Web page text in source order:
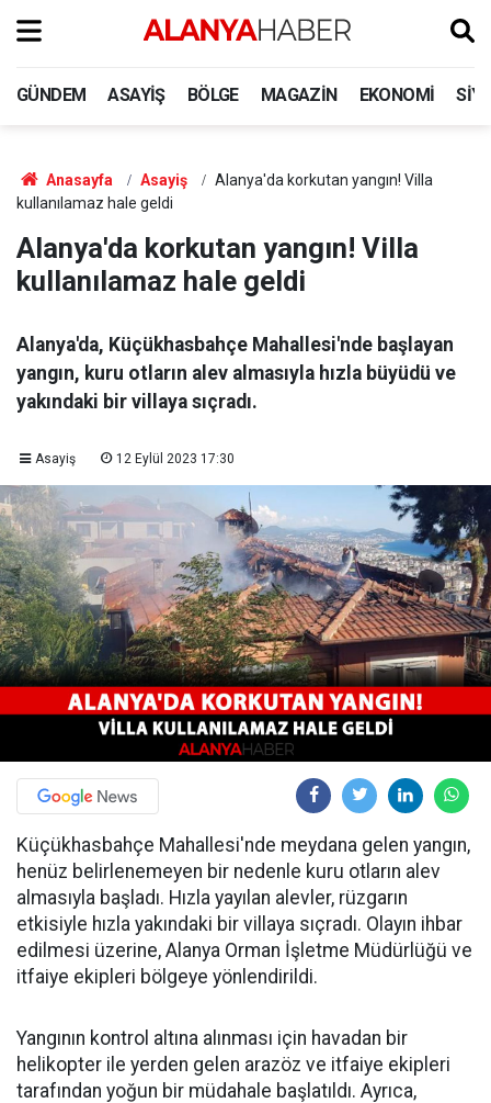
GÜNDEM ASAYIŞ BÖLGE MAGAZIN EKONOMI
Anasayfa Asayiş
Alanya'da korkutan yangın! Villa
kullanılamaz hale geldi
Alanya'da korkutan yangın! Villa
kullanılamaz hale geldi
Alanya'da, Küçükhasbahçe Mahallesi'nde başlayan
yangın, kuru otların alev almasıyla hızla büyüdü ve
yakındaki bir villaya sıçradı.
Asayiş 12 Eylül 2023 17:30
Küçükhasbahçe Mahallesi'nde meydana gelen yangın,
henüz belirlenemeyen bir nedenle kuru otların alev
almasıyla başladı. Hızla yayılan alevler, rüzgarın
etkisiyle hızla yakındaki bir villaya sıçradı. Olayın ihbar
edilmesi üzerine, Alanya Orman İşletme Müdürlüğü ve
itfaiye ekipleri bölgeye yönlendirildi.
Yangının kontrol altına alınması için havadan bir
helikopter ile yerden gelen arazöz ve itfaiye ekipleri
tarafından yoğun bir müdahale başlatıldı. Ayrıca,